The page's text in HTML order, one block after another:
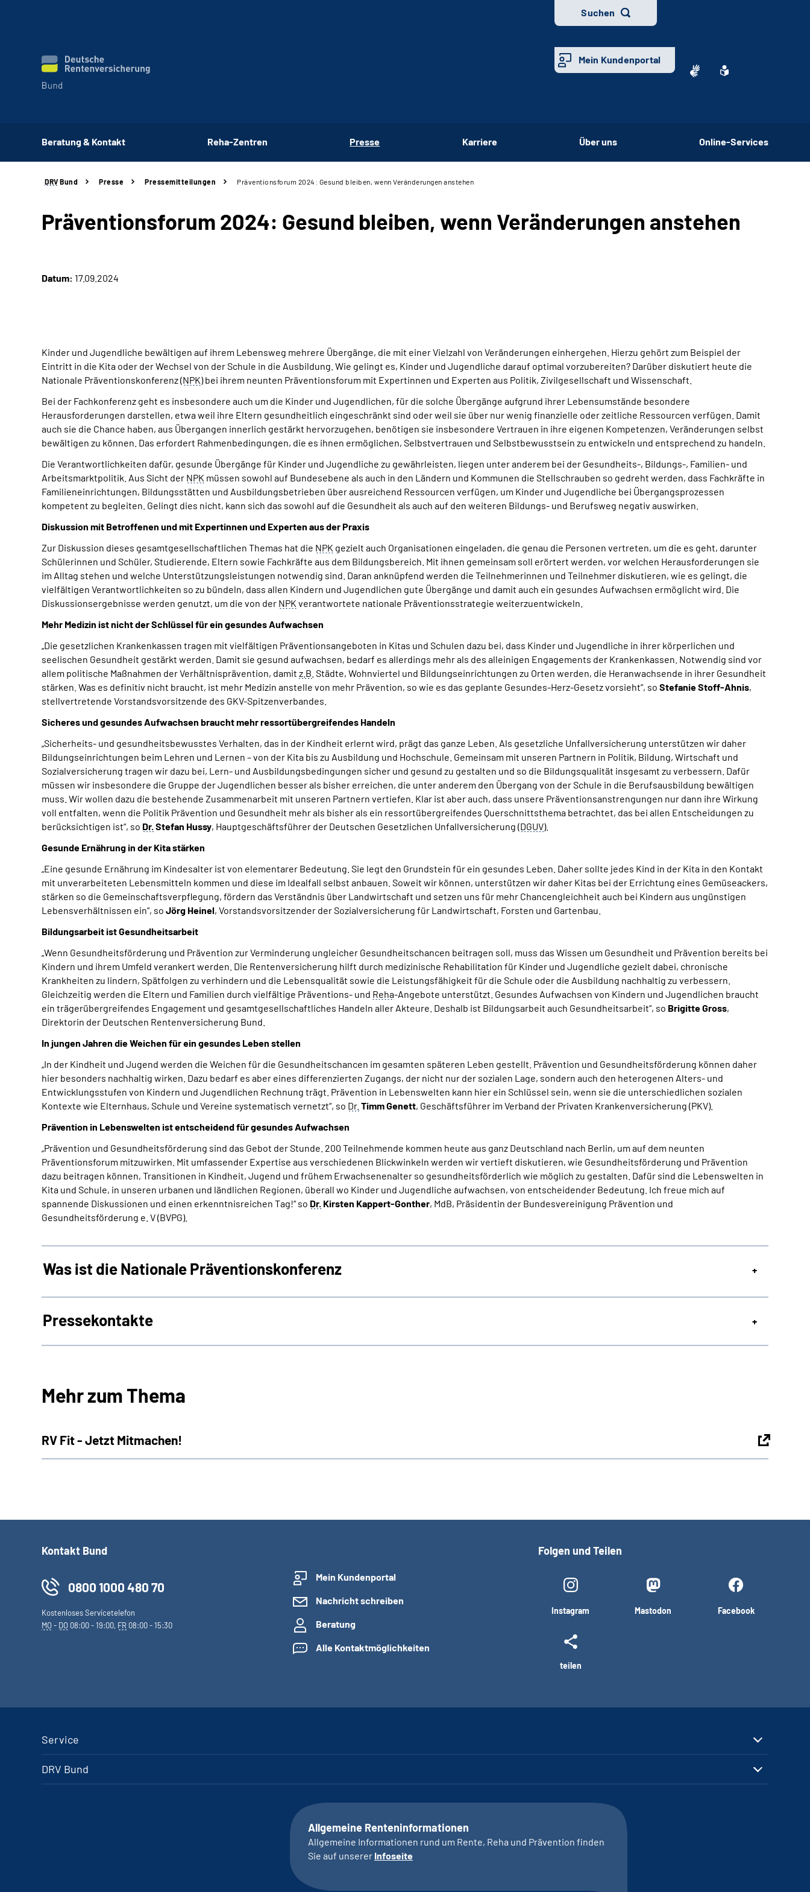
Suchen
Mein Kundenportal
Beratung & Kontakt Reha-Zentren Presse Karriere Über uns Online-Services
DRV Bund Presse Pressemitteilungen Präventionsforum 2024: Gesund bleiben, wenn Veränderungen anstehen
Präventionsforum 2024: Gesund bleiben, wenn Veränderungen anstehen
Datum: 17.09.2024
Kinder und Jugendliche bewältigen auf ihrem Lebensweg mehrere Übergänge, die mit einer Vielzahl von Veränderungen einhergehen. Hierzu gehört zum Beispiel der
Eintritt in die Kita oder der Wechsel von der Schule in die Ausbildung. Wie gelingt es, Kinder und Jugendliche darauf optimal vorzubereiten? Darüber diskutiert heute die
Nationale Präventionskonferenz (NPK) bei ihrem neunten Präventionsforum mit Expertinnen und Experten aus Politik, Zivilgesellschaft und Wissenschaft.
Bei der Fachkonferenz geht es insbesondere auch um die Kinder und Jugendlichen, für die solche Übergänge aufgrund ihrer Lebensumstände besondere
Herausforderungen darstellen, etwa weil ihre Eltern gesundheitlich eingeschränkt sind oder weil sie über nur wenig finanzielle oder zeitliche Ressourcen verfügen. Damit
auch sie die Chance haben, aus Übergangen innerlich gestärkt hervorzugehen, benötigen sie insbesondere Vertrauen in ihre eigenen Kompetenzen, Veränderungen selbst
bewältigen zu können. Das erfordert Rahmenbedingungen, die es ihnen ermöglichen, Selbstvertrauen und Selbstbewusstsein zu entwickeln und entsprechend zu handeln.
Die Verantwortlichkeiten dafür, gesunde Übergänge für Kinder und Jugendliche zu gewährleisten, liegen unter anderem bei der Gesundheits-, Bildungs-, Familien- und
Arbeitsmarktpolitik. Aus Sicht der NPK müssen sowohl auf Bundesebene als auch in den Ländern und Kommunen die Stellschrauben so gedreht werden, dass Fachkräfte in
Familieneinrichtungen, Bildungsstätten und Ausbildungsbetrieben über ausreichend Ressourcen verfügen, um Kinder und Jugendliche bei Übergangsprozessen
kompetent zu begleiten. Gelingt dies nicht, kann sich das sowohl auf die Gesundheit als auch auf den weiteren Bildungs- und Berufsweg negativ auswirken.
Diskussion mit Betroffenen und mit Expertinnen und Experten aus der Praxis
Zur Diskussion dieses gesamtgesellschaftlichen Themas hat die NPK gezielt auch Organisationen eingeladen, die genau die Personen vertreten, um die es geht, darunter
Schülerinnen und Schüler, Studierende, Eltern sowie Fachkräfte aus dem Bildungsbereich. Mit ihnen gemeinsam soll erörtert werden, vor welchen Herausforderungen sie
im Alltag stehen und welche Unterstützungsleistungen notwendig sind. Daran anknüpfend werden die Teilnehmerinnen und Teilnehmer diskutieren, wie es gelingt, die
vielfältigen Verantwortlichkeiten so zu bündeln, dass allen Kindern und Jugendlichen gute Übergänge und damit auch ein gesundes Aufwachsen ermöglicht wird. Die
Diskussionsergebnisse werden genutzt, um die von der NPK verantwortete nationale Präventionsstrategie weiterzuentwickeln.
Mehr Medizin ist nicht der Schlüssel für ein gesundes Aufwachsen
„Die gesetzlichen Krankenkassen tragen mit vielfältigen Präventionsangeboten in Kitas und Schulen dazu bei, dass Kinder und Jugendliche in ihrer körperlichen und
seelischen Gesundheit gestärkt werden. Damit sie gesund aufwachsen, bedarf es allerdings mehr als des alleinigen Engagements der Krankenkassen. Notwendig sind vor
allem politische Maßnahmen der Verhältnisprävention, damit z.B. Städte, Wohnviertel und Bildungseinrichtungen zu Orten werden, die Heranwachsende in ihrer Gesundheit
stärken. Was es definitiv nicht braucht, ist mehr Medizin anstelle von mehr Prävention, so wie es das geplante Gesundes-Herz-Gesetz vorsieht“, so Stefanie Stoff-Ahnis,
stellvertretende Vorstandsvorsitzende des GKV-Spitzenverbandes.
Sicheres und gesundes Aufwachsen braucht mehr ressortübergreifendes Handeln
„Sicherheits- und gesundheitsbewusstes Verhalten, das in der Kindheit erlernt wird, prägt das ganze Leben. Als gesetzliche Unfallversicherung unterstützen wir daher
Bildungseinrichtungen beim Lehren und Lernen – von der Kita bis zu Ausbildung und Hochschule. Gemeinsam mit unseren Partnern in Politik, Bildung, Wirtschaft und
Sozialversicherung tragen wir dazu bei, Lern- und Ausbildungsbedingungen sicher und gesund zu gestalten und so die Bildungsqualität insgesamt zu verbessern. Dafür
müssen wir insbesondere die Gruppe der Jugendlichen besser als bisher erreichen, die unter anderem den Übergang von der Schule in die Berufsausbildung bewältigen
muss. Wir wollen dazu die bestehende Zusammenarbeit mit unseren Partnern vertiefen. Klar ist aber auch, dass unsere Präventionsanstrengungen nur dann ihre Wirkung
voll entfalten, wenn die Politik Prävention und Gesundheit mehr als bisher als ein ressortübergreifendes Querschnittsthema betrachtet, das bei allen Entscheidungen zu
berücksichtigen ist“, so Dr.Stefan Hussy, Hauptgeschäftsführer der Deutschen Gesetzlichen Unfallversicherung (DGUV).
Gesunde Ernährung in der Kita stärken
„Eine gesunde Ernährung im Kindesalter ist von elementarer Bedeutung. Sie legt den Grundstein für ein gesundes Leben. Daher sollte jedes Kind in der Kita in den Kontakt
mit unverarbeiteten Lebensmitteln kommen und diese im Idealfall selbst anbauen. Soweit wir können, unterstützen wir daher Kitas bei der Errichtung eines Gemüseackers,
stärken so die Gemeinschaftsverpflegung, fördern das Verständnis über Landwirtschaft und setzen uns für mehr Chancengleichheit auch bei Kindern aus ungünstigen
Lebensverhältnissen ein“, so Jörg Heinel, Vorstandsvorsitzender der Sozialversicherung für Landwirtschaft, Forsten und Gartenbau.
Bildungsarbeit ist Gesundheitsarbeit
„Wenn Gesundheitsförderung und Prävention zur Verminderung ungleicher Gesundheitschancen beitragen soll, muss das Wissen um Gesundheit und Prävention bereits bei
Kindern und ihrem Umfeld verankert werden. Die Rentenversicherung hilft durch medizinische Rehabilitation für Kinder und Jugendliche gezielt dabei, chronische
Krankheiten zu lindern, Spätfolgen zu verhindern und die Lebensqualität sowie die Leistungsfähigkeit für die Schule oder die Ausbildung nachhaltig zu verbessern.
Gleichzeitig werden die Eltern und Familien durch vielfältige Präventions- und Reha-Angebote unterstützt. Gesundes Aufwachsen von Kindern und Jugendlichen braucht
ein trägerübergreifendes Engagement und gesamtgesellschaftliches Handeln aller Akteure. Deshalb ist Bildungsarbeit auch Gesundheitsarbeit“, so Brigitte Gross,
Direktorin der Deutschen Rentenversicherung Bund.
In jungen Jahren die Weichen für ein gesundes Leben stellen
„In der Kindheit und Jugend werden die Weichen für die Gesundheitschancen im gesamten späteren Leben gestellt. Prävention und Gesundheitsförderung können daher
hier besonders nachhaltig wirken. Dazu bedarf es aber eines differenzierten Zugangs, der nicht nur der sozialen Lage, sondern auch den heterogenen Alters- und
Entwicklungsstufen von Kindern und Jugendlichen Rechnung trägt. Prävention in Lebenswelten kann hier ein Schlüssel sein, wenn sie die unterschiedlichen sozialen
Kontexte wie Elternhaus, Schule und Vereine systematisch vernetzt“, so Dr. Timm Genett, Geschäftsführer im Verband der Privaten Krankenversicherung (PKV).
Prävention in Lebenswelten ist entscheidend für gesundes Aufwachsen
„Prävention und Gesundheitsförderung sind das Gebot der Stunde. 200 Teilnehmende kommen heute aus ganz Deutschland nach Berlin, um auf dem neunten
Präventionsforum mitzuwirken. Mit umfassender Expertise aus verschiedenen Blickwinkeln werden wir vertieft diskutieren, wie Gesundheitsförderung und Prävention
dazu beitragen können, Transitionen in Kindheit, Jugend und frühem Erwachsenenalter so gesundheitsförderlich wie möglich zu gestalten. Dafür sind die Lebenswelten in
Kita und Schule, in unseren urbanen und ländlichen Regionen, überall wo Kinder und Jugendliche aufwachsen, von entscheidender Bedeutung. Ich freue mich auf
spannende Diskussionen und einen erkenntnisreichen Tag!“ so Dr. Kirsten Kappert-Gonther, MdB, Präsidentin der Bundesvereinigung Prävention und
Gesundheitsförderung e. V (BVPG).
Was ist die Nationale Präventionskonferenz
Pressekontakte
Mehr zum Thema
RV Fit - Jetzt Mitmachen!
Kontakt Bund
0800 1000 480 70
Kostenloses Servicetelefon
MO- DO 08:00 - 19:00, FR 08:00 - 15:30
Mein Kundenportal
Nachricht schreiben
Beratung
Alle Kontaktmöglichkeiten
Folgen und Teilen
Instagram Mastodon Facebook
teilen
Service
DRV Bund
Allgemeine Renteninformationen
Allgemeine Informationen rund um Rente, Reha und Prävention finden
Sie auf unserer Infoseite